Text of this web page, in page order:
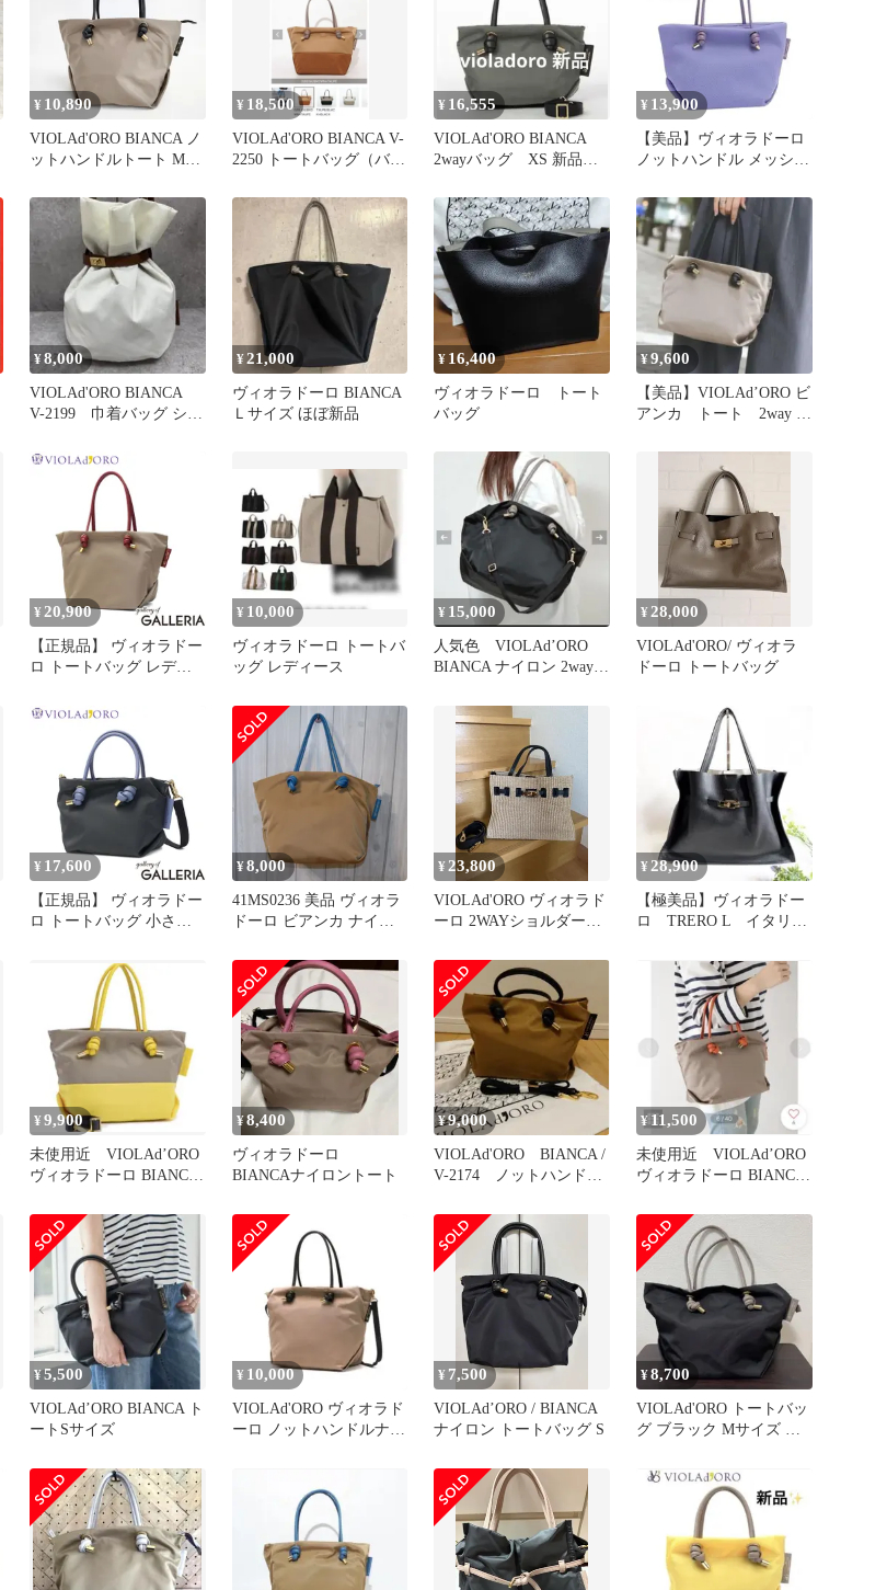
¥ 10,890
VIOLAd'ORO BIANCA ノ
ットハンドルトート Mサ
バッグ ベージュ ブラッ
ク レディース ヴィオラ
ドーロ【中古】6-0704G∞
¥ 18,500
VIOLAd'ORO BIANCA V-
2250 トートバッグ（バイ
¥ 16,555
VIOLAd'ORO BIANCA
2wayバッグ XS 新品カ
¥ 13,900
【美品】ヴィオラドーロ
ノットハンドル メッシュ
A4
¥8,000
VIOLAd'ORO BIANCA
V-2199 巾着バッグ ショ
¥21,000
ヴィオラドーロ BIANCA
Ｌサイズ ほぼ新品
¥ 16,400
ヴィオラドーロ トート
バッグ
¥9,600
【美品】VIOLAd’ORO ビ
アンカ トート 2way S
¥ 20,900
【正規品】 ヴィオラドー
ロ トートバッグ レディ
グ トート 軽量 撥水 肩掛
け 日本製 B5 BIANCA ノ
ットハンドルナイロント
ートバッグ Mサイズ V-
2175 taupe×red
¥ 10,000
ヴィオラドーロ トートバ
ッグ レディース
¥ 15,000
人気色 VIOLAd’ORO
BIANCA ナイロン 2wayト
¥28,000
VIOLAd'ORO/ ヴィオラ
ドーロ トートバッグ
¥ 17,600
【正規品】 ヴィオラドー
ロ トートバッグ 小さめ
ショルダー 日本製
BIANCA ノットハンドル
ナイロントートバッグ
XSサイズ V-2197
charcoal×denim
¥8,000
41MS0236 美品 ヴィオラ
ドーロ ビアンカ ナイロ
ーバッグ VIOLAｄ’ORO
BIANCA ノットハンドル
カーキ ベージュ Mサイズ
通勤 軽量
¥23,800
VIOLAd'ORO ヴィオラド
ーロ 2WAYショルダーバ
¥ 28,900
【極美品】ヴィオラドー
ロ TRERO L イタリア
トバッグ
¥ 9,900
未使用近 VIOLAd’ORO
ヴィオラドーロ BIANCA-
¥8,400
ヴィオラドーロ
BIANCAナイロントート
¥9,000
VIOLAd'ORO BIANCA /
V-2174 ノットハンドル
¥ 11,500
未使用近 VIOLAd’ORO
ヴィオラドーロ BIANCA-
¥5,500
VIOLAd’ORO BIANCA ト
ートSサイズ
¥ 10,000
VIOLAd'ORO ヴィオラド
ーロ ノットハンドルナイ
¥ 7,500
VIOLAd’ORO / BIANCA
ナイロン トートバッグ S
¥8,700
VIOLAd'ORO トートバッ
グ ブラック Mサイズ ヴ